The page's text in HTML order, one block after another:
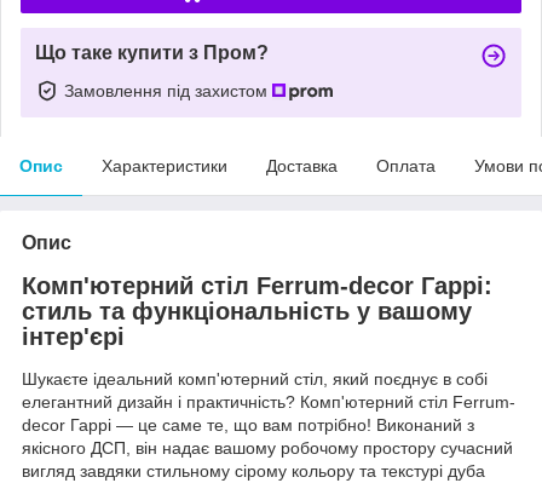
Що таке купити з Пром?
Замовлення під захистом
Опис Характеристики Доставка Оплата Умови
Опис
Комп'ютерний стіл Ferrum-decor Гаррі:
стиль та функціональність у вашому
інтер'єрі
Шукаєте ідеальний комп'ютерний стіл, який поєднує в собі
елегантний дизайн і практичність? Комп'ютерний стіл Ferrum-
decor Гаррі — це саме те, що вам потрібно! Виконаний з
якісного ДСП, він надає вашому робочому простору сучасний
вигляд завдяки стильному сірому кольору та текстурі дуба